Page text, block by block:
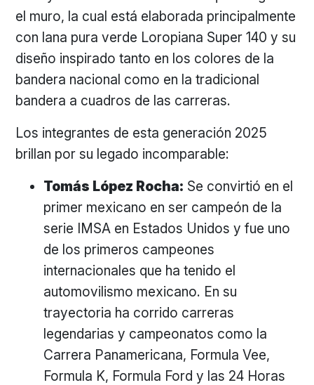
el muro, la cual está elaborada principalmente
con lana pura verde Loropiana Super 140 y su
diseño inspirado tanto en los colores de la
bandera nacional como en la tradicional
bandera a cuadros de las carreras.
Los integrantes de esta generación 2025
brillan por su legado incomparable:
Tomás López Rocha: Se convirtió en el
primer mexicano en ser campeón de la
serie IMSA en Estados Unidos y fue uno
de los primeros campeones
internacionales que ha tenido el
automovilismo mexicano. En su
trayectoria ha corrido carreras
legendarias y campeonatos como la
Carrera Panamericana, Formula Vee,
Formula K, Formula Ford y las 24 Horas